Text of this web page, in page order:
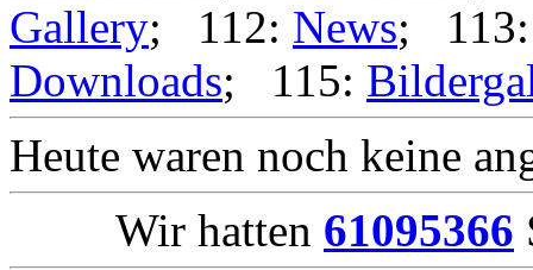
Gallery; 112: News;
Downloads; 115:
Heute waren noch keine
Wir hatten 61095366